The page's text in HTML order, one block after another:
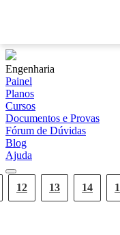
Engenharia
Painel
Planos
Cursos
Documentos e Provas
Fórum de Dúvidas
Blog
Ajuda
12 13 14